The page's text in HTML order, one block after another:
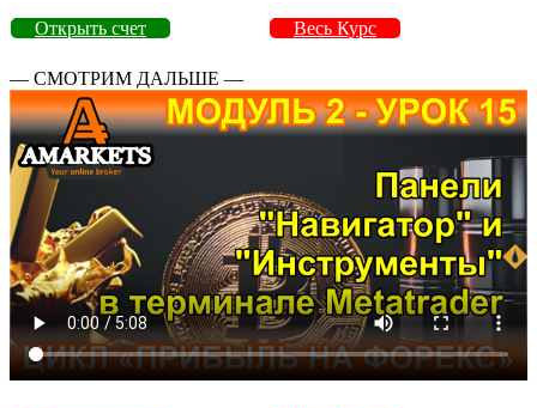
Открыть счет Весь Курс
— СМОТРИМ ДАЛЬШЕ —